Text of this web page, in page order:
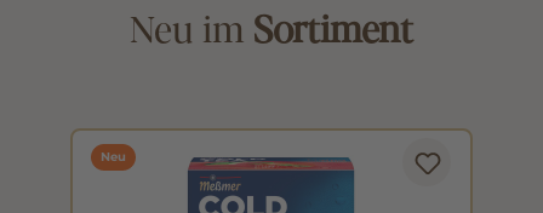
Neu im Sortiment
Neu